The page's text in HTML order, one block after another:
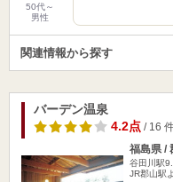
50代～
男性
関連情報から探す
バーデン温泉
4.2点/ 16
福島県 /
谷田川駅
JR郡山駅